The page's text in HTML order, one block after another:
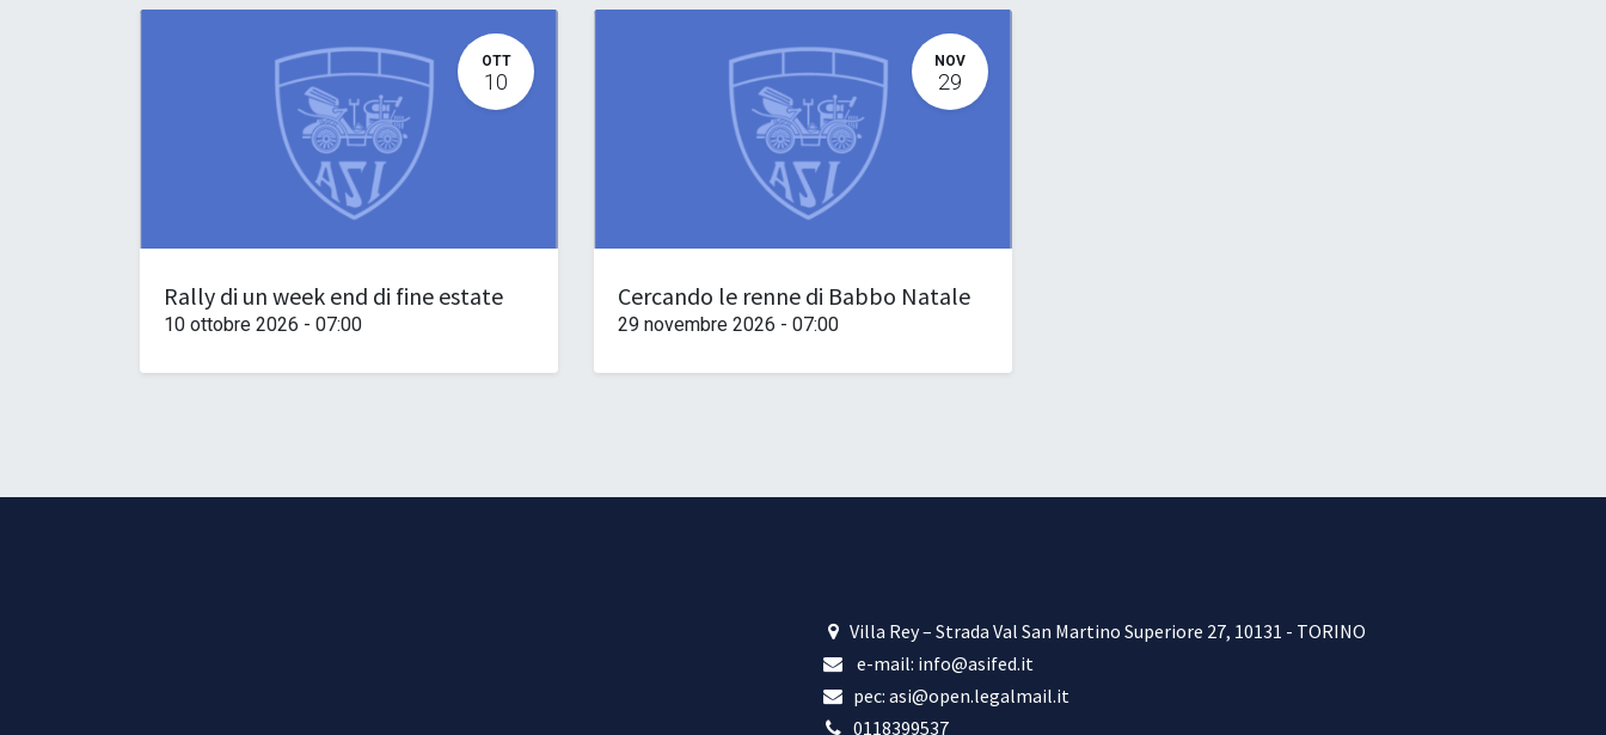
OTT
10
Rally di un week end di fine estate
10 ottobre 2026 - 07:00
NOV
29
Cercando le renne di Babbo Natale
29 novembre 2026 - 07:00
Villa Rey – Strada Val San Martino Superiore 27, 10131 - TORINO​
e-mail: info@asifed.it
pec: asi@open.legalmail.it
​0118399537